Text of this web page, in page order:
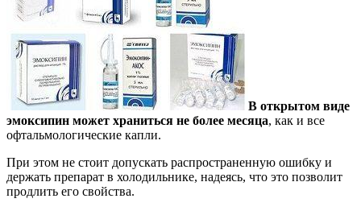
В открытом виде
эмоксипин может храниться не более месяца, как и все
офтальмологические капли.
При этом не стоит допускать распространенную ошибку и
держать препарат в холодильнике, надеясь, что это позволит
продлить его свойства.